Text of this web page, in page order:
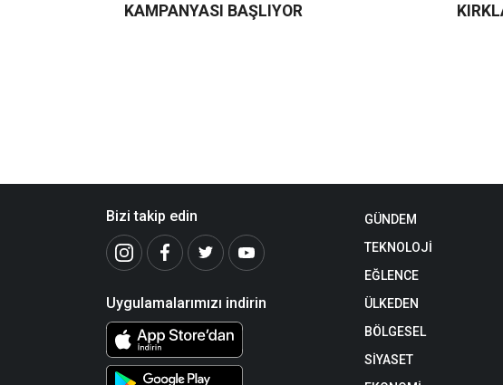
KAMPANYASI BAŞLIYOR
Bizi takip edin
Uygulamalarımızı indirin
GÜNDEM
TEKNOLOJİ
EĞLENCE
ÜLKEDEN
BÖLGESEL
SİYASET